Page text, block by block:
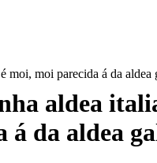
aldea
da aldea